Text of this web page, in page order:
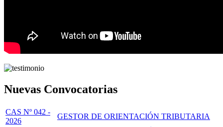
Nuevas Convocatorias
CAS Nº 042 -
2026
GESTOR DE ORIENTACIÓN TRIBUTARIA